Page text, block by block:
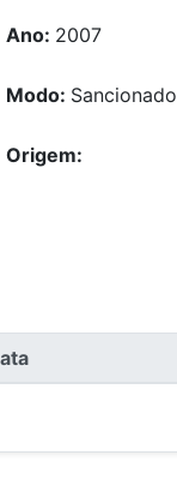
Ano: 2007
Modo: Sancionado
Origem: